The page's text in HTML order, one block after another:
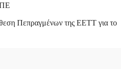
Πεπραγμένων της ΕΕΤΤ για το